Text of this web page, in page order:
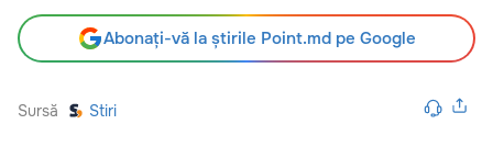
Abonați-vă la știrile Point.md pe Google
Sursă Stiri